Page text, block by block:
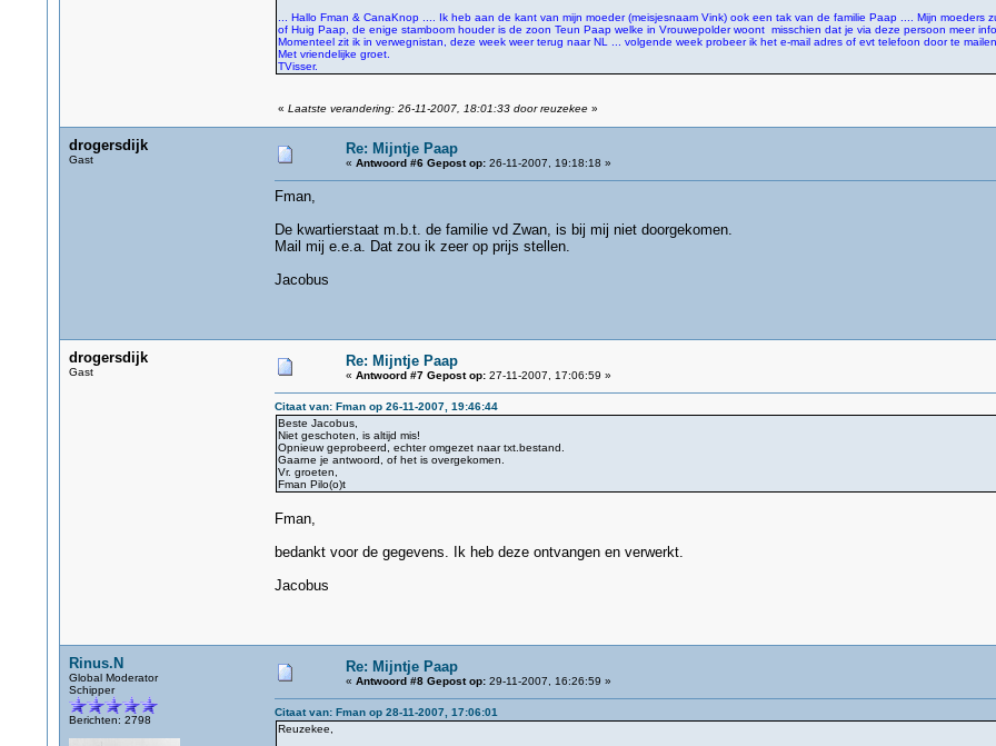
... Hallo Fman & CanaKnop .... Ik heb aan de kant van mijn moeder (meisjesnaam Vink) ook een tak van de familie Paap .... Mijn
of Huig Paap, de enige stamboom houder is de zoon Teun Paap welke in Vrouwepolder woont misschien dat je via deze persoon meer
Momenteel zit ik in verwegnistan, deze week weer terug naar NL ... volgende week probeer ik het e-mail adres of evt telefoon door te mailen
Met vriendelijke groet.
TVisser.
« Laatste verandering: 26-11-2007, 18:01:33 door reuzekee»
drogersdijk
Gast
Re: Mijntje Paap
« Antwoord #6 Gepost op:26-11-2007, 19:18:18 »
Fman,
De kwartierstaat m.b.t. de familie vd Zwan, is bij mij niet doorgekomen.
Mail mij e.e.a. Dat zou ik zeer op prijs stellen.
Jacobus
drogersdijk
Gast
Re: Mijntje Paap
« Antwoord #7 Gepost op:27-11-2007, 17:06:59 »
Citaat van: Fman op 26-11-2007, 19:46:44
Beste Jacobus,
Niet geschoten, is altijd mis!
Opnieuw geprobeerd, echter omgezet naar txt.bestand.
Gaarne je antwoord, of het is overgekomen.
Vr. groeten,
Fman Pilo(o)t
Fman,
bedankt voor de gegevens. Ik heb deze ontvangen en verwerkt.
Jacobus
Rinus.N
Global Moderator
Schipper
Berichten: 2798
Re: Mijntje Paap
« Antwoord #8 Gepost op:29-11-2007, 16:26:59 »
Citaat van: Fman op 28-11-2007, 17:06:01
Reuzekee,